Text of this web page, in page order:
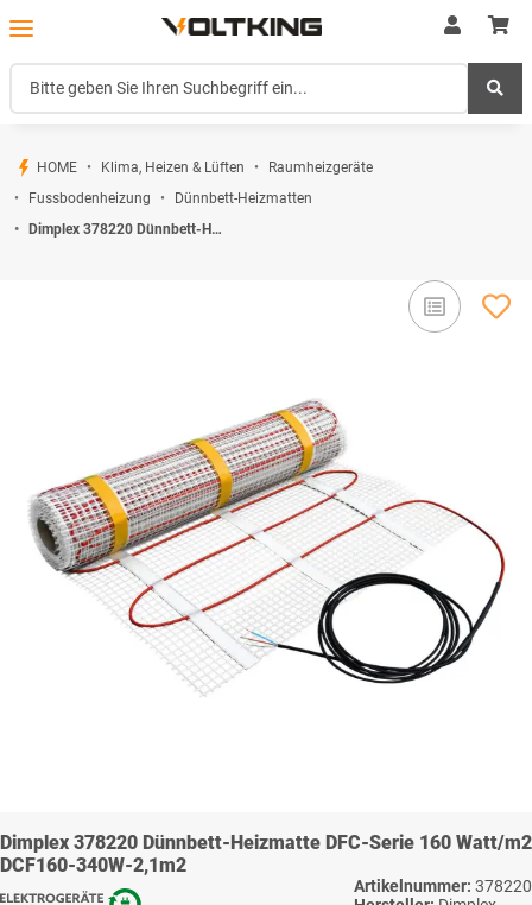
HOME Klima, Heizen & Lüften
Raumheizgeräte
Fussbodenheizung
Dünnbett-Heizmatten
Dimplex 378220 Dünnbett-Heizmatte DFC-Serie 160 Watt/m2 DCF160-340W-2,1m2
Dimplex 378220 Dünnbett-Heizmatte DFC-Serie 160 Watt/m2
DCF160-340W-2,1m2
Artikelnummer: 378220